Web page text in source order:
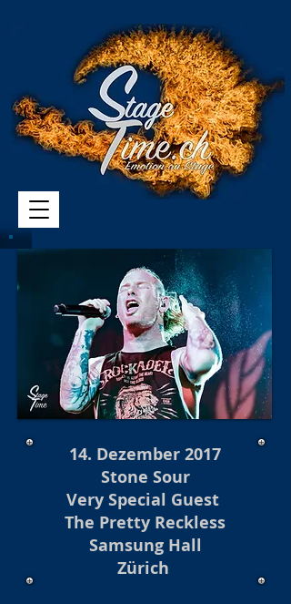
14. Dezember 2017
Stone Sour
Very Special Guest
The Pretty Reckless
Samsung Hall
Zürich